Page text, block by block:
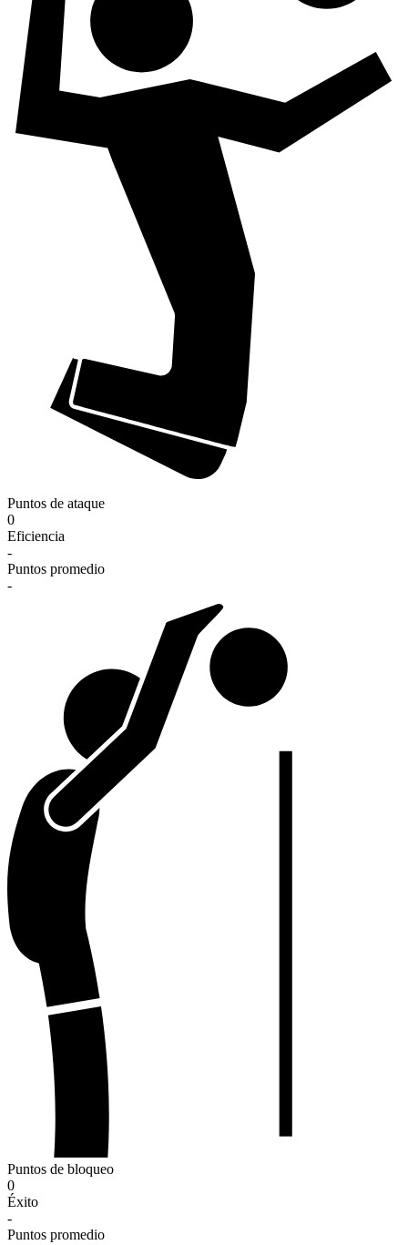
Puntos de ataque
0
Eficiencia
-
Puntos promedio
-
Puntos de bloqueo
0
Éxito
-
Puntos promedio